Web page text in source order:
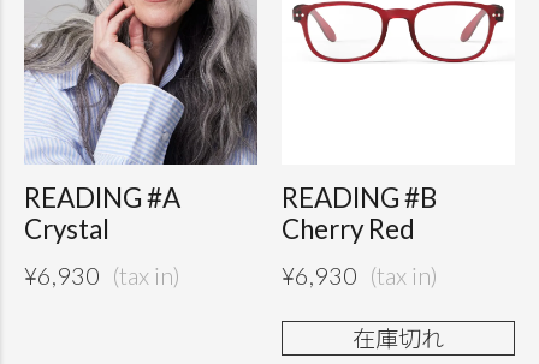
READING #A
Crystal
¥6,930
READING #B
Cherry Red
¥6,930
在庫切れ